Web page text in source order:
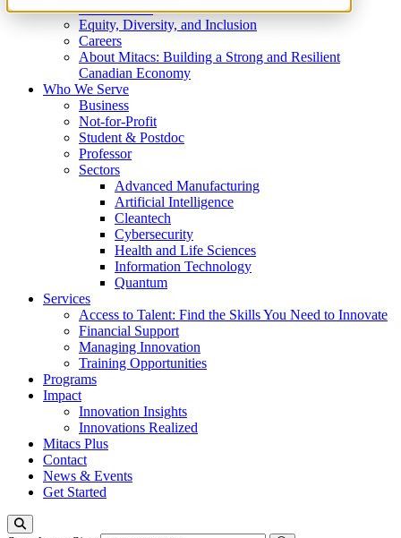
What We Do
Equity, Diversity, and Inclusion
Careers
About Mitacs: Building a Strong and Resilient
Canadian Economy
Who We Serve
Business
Not-for-Profit
Student & Postdoc
Professor
Sectors
Advanced Manufacturing
Artificial Intelligence
Cleantech
Cybersecurity
Health and Life Sciences
Information Technology
Quantum
Services
Access to Talent: Find the Skills You Need to Innovate
Financial Support
Managing Innovation
Training Opportunities
Programs
Impact
Innovation Insights
Innovations Realized
Mitacs Plus
Contact
News & Events
Get Started